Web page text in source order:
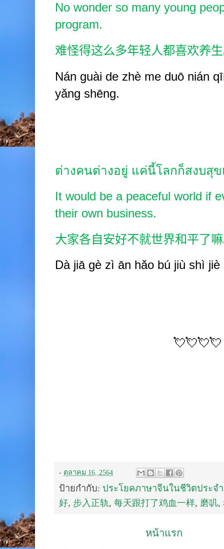
No wonder so many young
program.
难怪得这么多年轻人都喜欢养
Nán guài de zhè me duō nián
yǎng shēng.
ต่างคนต่างอยู่ แค่นี้โลกก็สงบสุ
It would be a peaceful world if
their own business.
大家各自安好不就世界和平了
Dà jiā gè zì ān hǎo bú jiù shì jiè
💘💘💘💘
- ตุลาคม 16, 2564
ป้ายกำกับ: ประโยคภาษาจีนในชีวิตประจ
好, 步入正轨, 每天跟打了鸡血一样, 磨叽,
หน้าแรก